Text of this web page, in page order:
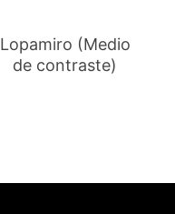
Lopamiro (Medio
de contraste)